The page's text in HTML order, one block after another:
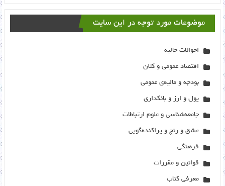
موضوعات مورد توجه در این سایت
احوالات حالیه
اقتصاد عمومی و کلان
بودجه و مالیه‌ی عمومی
پول و ارز و بانکداری
جامعه‌شناسی و علوم ارتباطات
عشق و رنج و پراکنده‌گویی
فرهنگی
قوانین و مقررات
معرفی کتاب